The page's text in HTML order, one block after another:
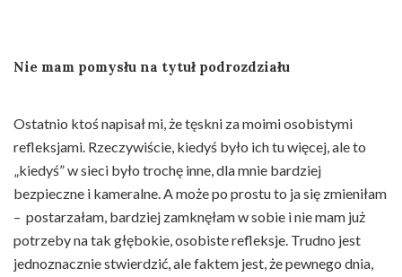
Nie mam pomysłu na tytuł podrozdziału
Ostatnio ktoś napisał mi, że tęskni za moimi osobistymi
refleksjami. Rzeczywiście, kiedyś było ich tu więcej, ale to
„kiedyś” w sieci było trochę inne, dla mnie bardziej
bezpieczne i kameralne. A może po prostu to ja się zmieniłam
– postarzałam, bardziej zamknęłam w sobie i nie mam już
potrzeby na tak głębokie, osobiste refleksje. Trudno jest
jednoznacznie stwierdzić, ale faktem jest, że pewnego dnia,